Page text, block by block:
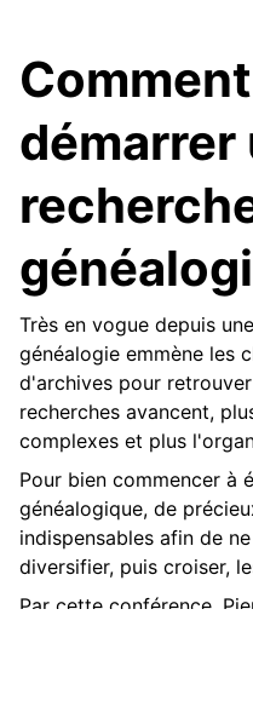
démarrer
Très en vogue depuis
généalogie emmène les
d'archives pour
recherches avancent,
complexes et plus
Pour bien commencer à
généalogique, de
indispensables afin de
diversifier, puis croiser,
Par cette conférence,